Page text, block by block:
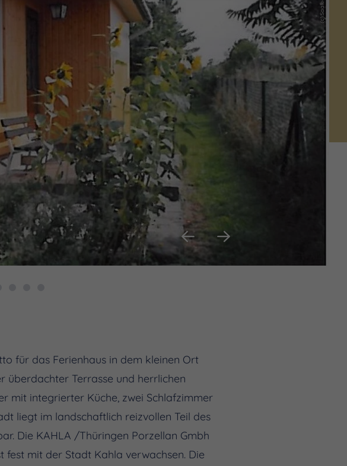
für das Ferienhaus in dem kleinen Ort
überdachter Terrasse und herrlichen
mit integrierter Küche, zwei Schlafzimmer
liegt im landschaftlich reizvollen Teil des
Die KAHLA /Thüringen Porzellan Gmbh
mit der Stadt Kahla verwachsen. Die